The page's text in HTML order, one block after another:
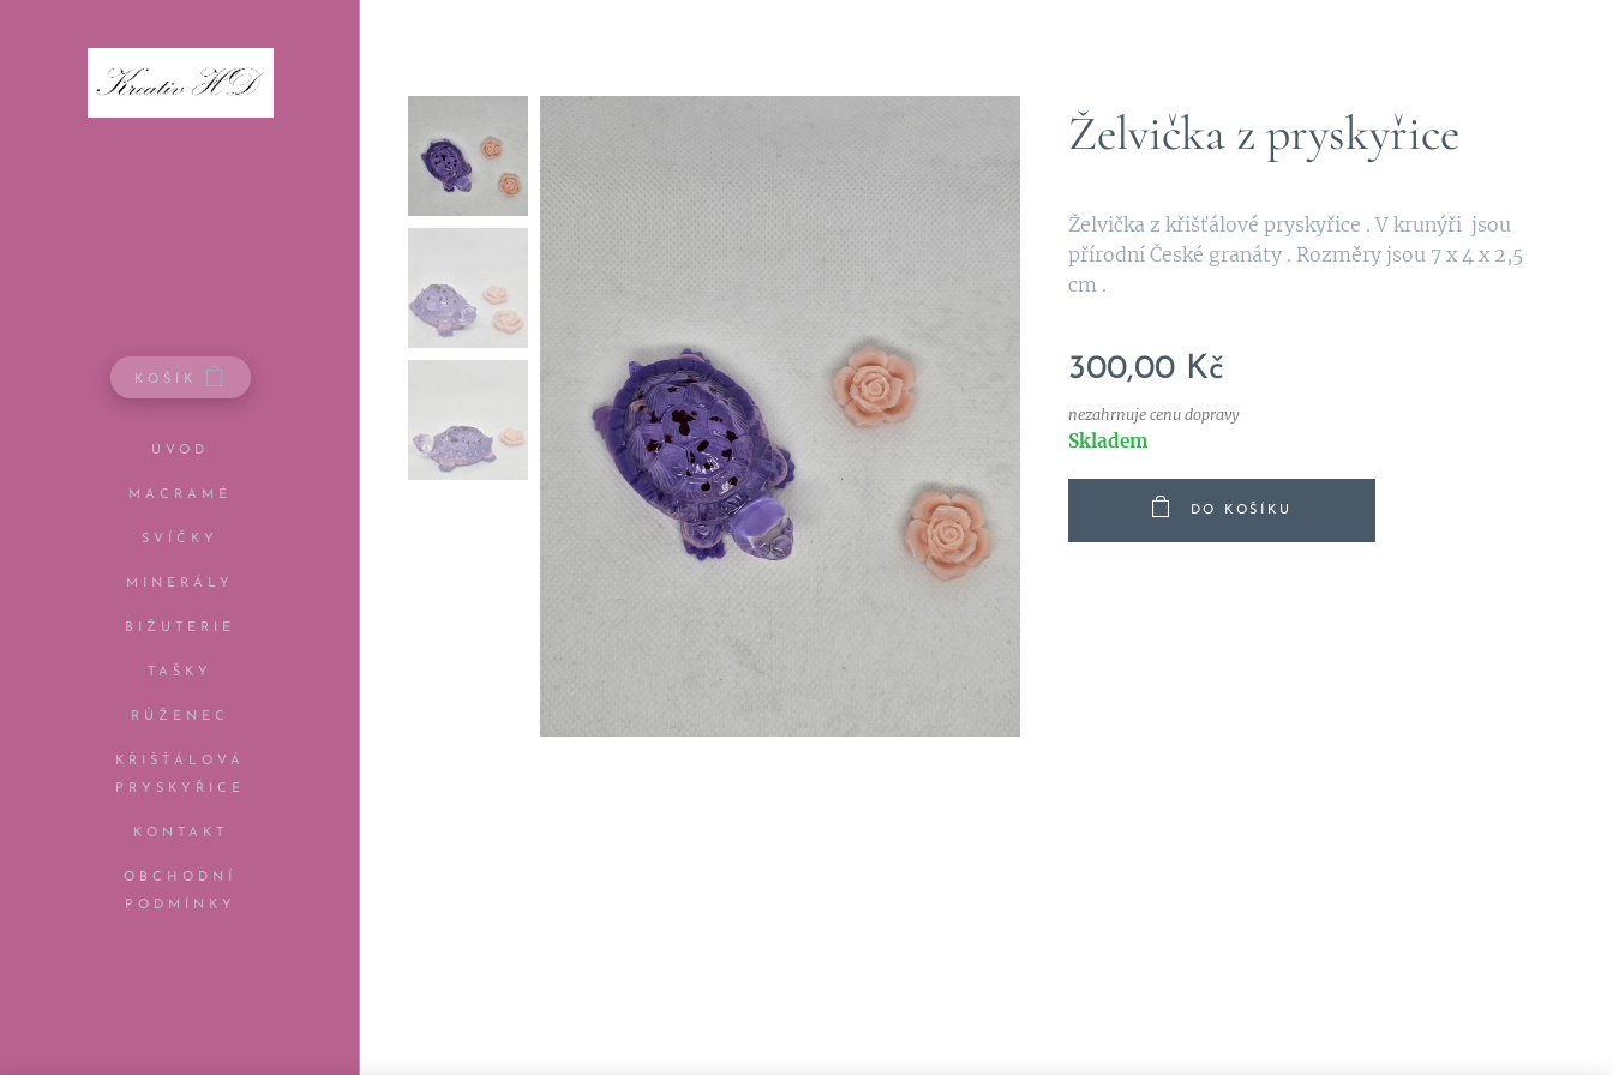
KOŠÍK
ÚVOD
MACRAMÉ
SVÍČKY
MINERÁLY
BIŽUTERIE
TAŠKY
RŮŽENEC
KŘIŠŤÁLOVÁ
PRYSKYŘICE
KONTAKT
OBCHODNÍ
PODMÍNKY
Želvička z pryskyřice
Želvička z křišťálové pryskyřice . V krunýři jsou
přírodní České granáty . Rozměry jsou 7 x 4 x 2,5
cm .
300,00 Kč
nezahrnuje cenu dopravy
Skladem
DO KOŠÍKU